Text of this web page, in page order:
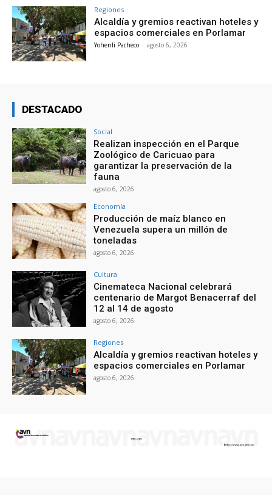
Regiones
Alcaldía y gremios reactivan hoteles y
espacios comerciales en Porlamar
Yohenli Pacheco - agosto 6, 2026
DESTACADO
Social
Realizan inspección en el Parque
Zoológico de Caricuao para
garantizar la preservación de la
fauna
agosto 6, 2026
Economía
Producción de maíz blanco en
Venezuela supera un millón de
toneladas
agosto 6, 2026
Cultura
Cinemateca Nacional celebrará
centenario de Margot Benacerraf del
12 al 14 de agosto
agosto 6, 2026
Regiones
Alcaldía y gremios reactivan hoteles y
espacios comerciales en Porlamar
agosto 6, 2026